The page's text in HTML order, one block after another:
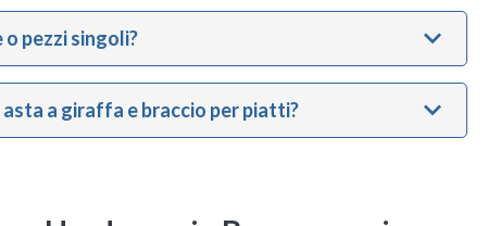
pezzi singoli?
a giraffa e braccio per piatti?